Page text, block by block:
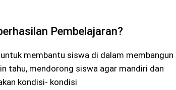
Pembelajaran?
membantu siswa di dalam membangun
tahu, mendorong siswa agar mandiri dan
kondisi- kondisi